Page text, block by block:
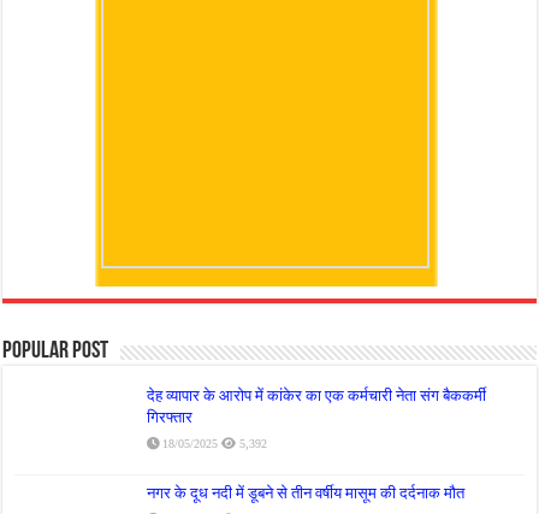
Popular Post
देह व्यापार के आरोप में कांकेर का एक कर्मचारी नेता संग बैककर्मी
गिरफ्तार
18/05/2025 5,392
नगर के दूध नदी में डूबने से तीन वर्षीय मासूम की दर्दनाक मौत